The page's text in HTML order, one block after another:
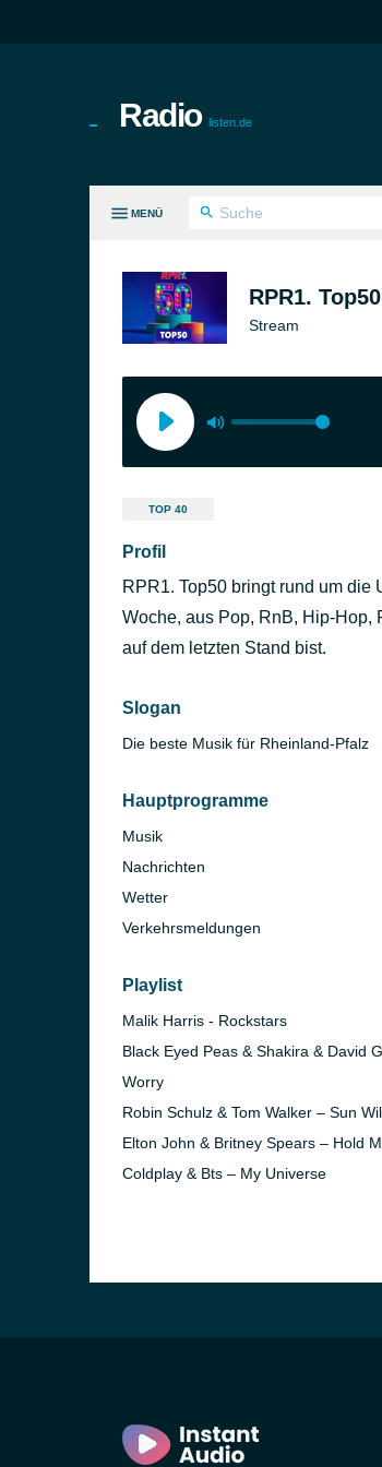
Radio listen.de
MENÜ
RPR1. Top50
Stream
TOP 40
Profil
RPR1. Top50 bringt rund um
Woche, aus Pop, RnB, Hip-Hop,
auf dem letzten Stand bist.
Slogan
Die beste Musik für Rheinland-Pfalz
Hauptprogramme
Musik
Nachrichten
Wetter
Verkehrsmeldungen
Playlist
Malik Harris - Rockstars
Black Eyed Peas & Shakira & David
Worry
Robin Schulz & Tom Walker – Sun
Elton John & Britney Spears – Hold
Coldplay & Bts – My Universe